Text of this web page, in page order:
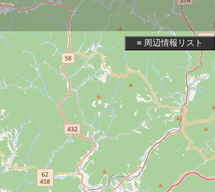
≡ 周辺情報リスト